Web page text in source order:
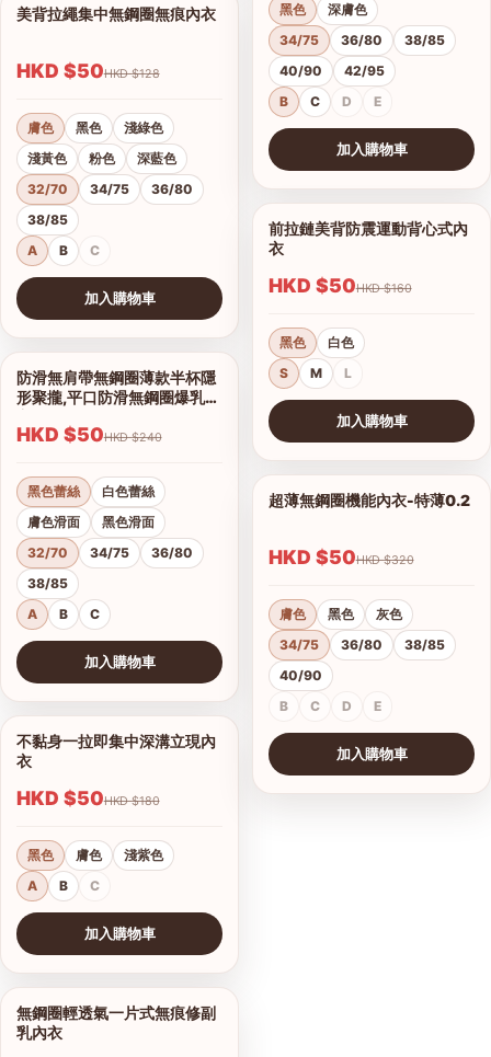
1/7
美背拉繩集中無鋼圈無痕內衣
HKD $50 HKD $128
膚色 黑色
淺綠色
淺黃色
粉色
深藍色
32/70
34/75
36/80
38/85
A
B C
加入購物車
1/16
查看圖片
防滑無肩帶無鋼圈薄款半杯隱
形聚攏,平口防滑無鋼圈爆乳內
HKD $50 HKD $240
黑色蕾絲
白色蕾絲
膚色滑面
黑色滑面
32/70
34/75
36/80
38/85
A
B C
加入購物車
1/8
查看圖片
不黏身一拉即集中深溝立現內
衣
HKD $50 HKD $180
黑色 膚色
淺紫色
A
B C
加入購物車
1/10
查看圖片
無鋼圈輕透氣一片式無痕修副
乳內衣
黑色
深膚色
34/75
36/80
38/85
40/90
42/95
B
C D E
加入購物車
1/7
查看圖片
前拉鏈美背防震運動背心式內
衣
HKD $50 HKD $160
黑色
白色
S
M L
加入購物車
1/21
查看圖片
超薄無鋼圈機能內衣-特薄0.2
HKD $50 HKD $320
膚色 黑色
灰色
34/75
36/80
38/85
40/90
B
C D E
加入購物車